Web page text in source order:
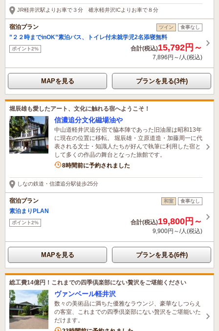
JR軽井沢駅よりお車で３分 碓氷軽井沢ICよりお車で８分
宿泊プラン ツイン 食事なし
”２２時までinOK”素泊バス、トイレ付未就学児2名添寝無料
ポイント2% 合計(税込)15,792円～
7,896円～/人(税込)
MAPを見る プランを見る(3件)
堀辰雄も愛したアート、文化に触れる宿へようこそ！
信濃追分文化磁場油や
中山道軽井沢追分宿で脇本陣であった旧油屋は昭和13年
に現在の位置に移転。 堀辰雄・立原道造・加藤周一に代
表される文士・知識人たちが好んで執筆に利用した宿と
して多くの作品の舞台となった旅館です。
8時間前に予約されました
しなの鉄道・信濃追分駅徒歩25分
宿泊プラン 和室 食事なし
素泊まりPLAN
ポイント2% 合計(税込)19,800円～
9,900円～/人(税込)
MAPを見る プランを見る(6件)
総工費14億円！これまでの四季倶楽部にない贅沢をご堪能ください
ヴァンベール軽井沢
数々の美術品に満ちた優雅なラウンジ、豪華なしつらえ
の客室、これまでの四季倶楽部にない贅沢をご堪能いた
だけます。